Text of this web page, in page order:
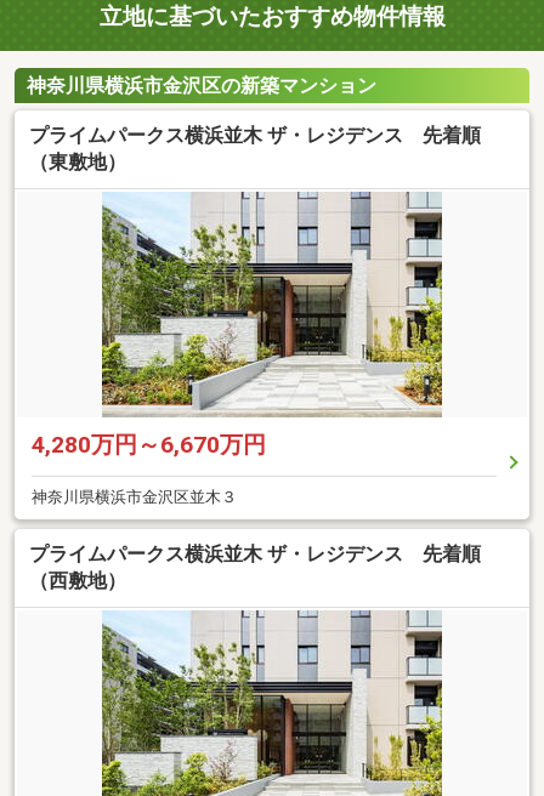
立地に基づいたおすすめ物件情報
神奈川県横浜市金沢区の新築マンション
プライムパークス横浜並木 ザ・レジデンス 先着順
（東敷地）
4,280万円～6,670万円
神奈川県横浜市金沢区並木３
プライムパークス横浜並木 ザ・レジデンス 先着順
（西敷地）